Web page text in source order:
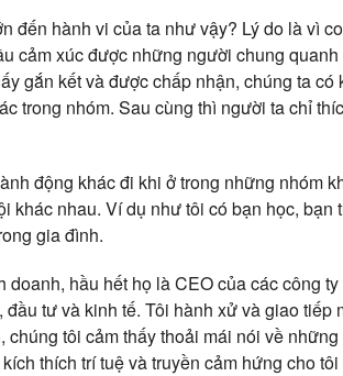
đến hành vi của ta như vậy? Lý do là vì
cảm xúc được những người chung
gắn kết và được chấp nhận, chúng ta
trong nhóm. Sau cùng thì người ta chỉ
động khác đi khi ở trong những nhóm
khác nhau. Ví dụ như tôi có bạn học, bạn
gia đình.
hầu hết họ là CEO của các công
tư và kinh tế. Tôi hành xử và giao tiếp
chúng tôi cảm thấy thoải mái nói về
thích trí tuệ và truyền cảm hứng cho